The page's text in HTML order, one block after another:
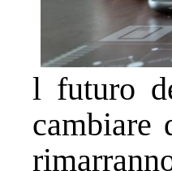
l futuro
cambiare